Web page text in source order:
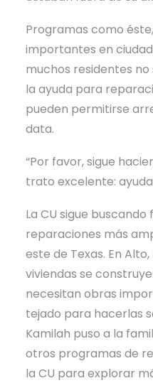
Programas como
importantes en
muchos residentes
la ayuda para
pueden permitirse
data.
“Por favor, sigue
trato excelente:
La CU sigue
reparaciones más
este de Texas. En
viviendas se
necesitan obras
tejado para hacerlas
Kamilah puso a la
otros programas de
la CU para explorar